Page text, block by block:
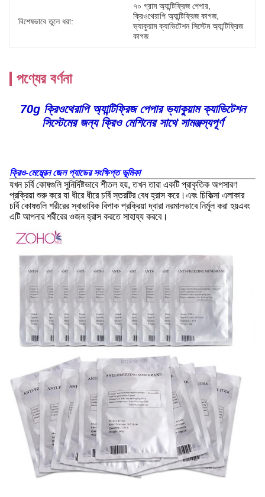
বিশেষভাবে তুলে ধরা:
৭০ গ্রাম অ্যান্টিফ্রিজ পেপার
ক্রিওথেরাপি অ্যান্টিফ্রিজ কাগজ,
ভ্যাকুয়াম ক্যাভিটেশন সিস্টেম অ্যান্টিফ্রিজ
কাগজ
পণ্যের বর্ণনা
70g ক্রিওথেরাপি অ্যান্টিফ্রিজ পেপার ভ্যাকুয়াম ক্যাভিটেশন
সিস্টেমের জন্য ক্রিও মেশিনের সাথে সামঞ্জস্যপূর্ণ
ক্রিও-মেম্ব্রেন জেল প্যাডের সংক্ষিপ্ত ভূমিকা
যখন চর্বি কোষগুলি সুনির্দিষ্টভাবে শীতল হয়, তখন তারা একটি প্রাকৃতিক অপসারণ
প্রক্রিয়া শুরু করে যা ধীরে ধীরে চর্বি স্তরটির বেধ হ্রাস করে।এবং চিকিত্সা এলাকার
চর্বি কোষগুলি শরীরের স্বাভাবিক বিপাক প্রক্রিয়া দ্বারা নরমালভাবে নির্মূল করা হয়এবং
এটি আপনার শরীরের ওজন হ্রাস করতে সাহায্য করবে।